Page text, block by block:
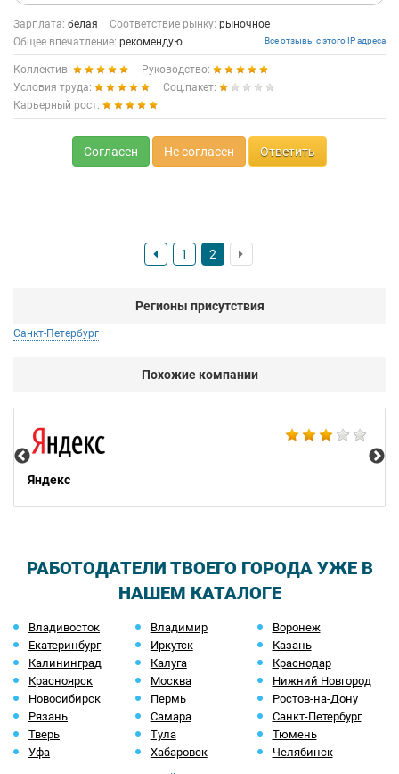
Зарплата: белая Соответствие рынку: рыночное
Общее впечатление: рекомендую Все отзывы с этого IP адреса
Коллектив:
Руководство:
Условия труда:
Соц.пакет:
Карьерный рост:
Согласен Не согласен Ответить
1 2
Регионы присутствия
Санкт-Петербург
Похожие компании
Яндекс
РАБОТОДАТЕЛИ ТВОЕГО ГОРОДА УЖЕ В
НАШЕМ КАТАЛОГЕ
Владивосток Владимир
Воронеж
Екатеринбург
Иркутск
Казань
Калининград
Калуга
Краснодар
Красноярск
Москва
Нижний Новгород
Новосибирск
Пермь
Ростов-на-Дону
Рязань
Самара
Санкт-Петербург
Тверь
Тула
Тюмень
Уфа
Хабаровск Челябинск